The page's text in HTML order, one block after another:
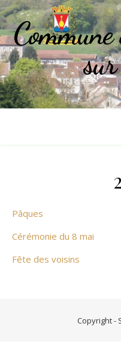
Pâques
Cérémonie du 8 mai
Fête des voisins
Copyright -